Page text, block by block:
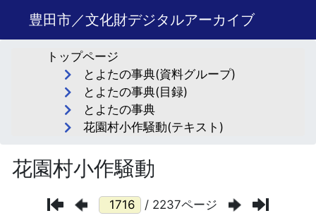
豊田市／文化財デジタルアーカイブ
トップページ
とよたの事典(資料グループ)
とよたの事典(目録)
とよたの事典
花園村小作騒動(テキスト)
花園村小作騒動
/ 2237ページ